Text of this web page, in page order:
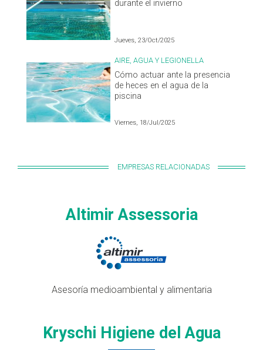
durante el invierno
Jueves, 23/Oct/2025
AIRE, AGUA Y LEGIONELLA
Cómo actuar ante la presencia
de heces en el agua de la
piscina
Viernes, 18/Jul/2025
EMPRESAS RELACIONADAS
Altimir Assessoria
Asesoría medioambiental y alimentaria
Kryschi Higiene del Agua